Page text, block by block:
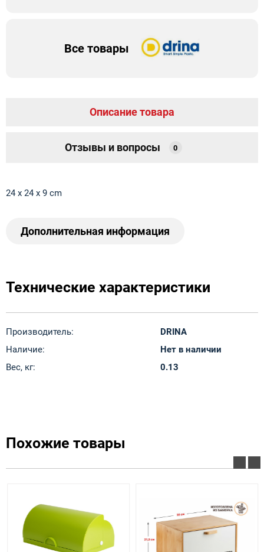
Все товары
Описание товара
Отзывы и вопросы 0
24 x 24 x 9 cm
Дополнительная информация
Технические характеристики
Производитель:
DRINA
Наличие:
Нет в наличии
Вес, кг:
0.13
Похожие товары